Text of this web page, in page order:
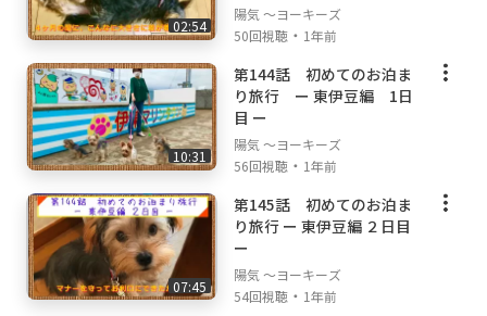
02:54
陽気 ～ヨーキーズ
50回視聴 ・ 1年前
10:31
第144話 初めてのお泊ま
り旅行 ー 東伊豆編 1日
目 ー
陽気 ～ヨーキーズ
56回視聴 ・ 1年前
07:45
第145話 初めてのお泊ま
り旅行 ー 東伊豆編 ２日目
ー
陽気 ～ヨーキーズ
54回視聴 ・ 1年前